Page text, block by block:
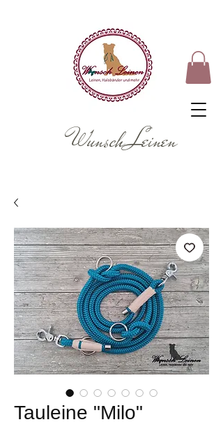
Wunsch Leinen
Tauleine "Milo"